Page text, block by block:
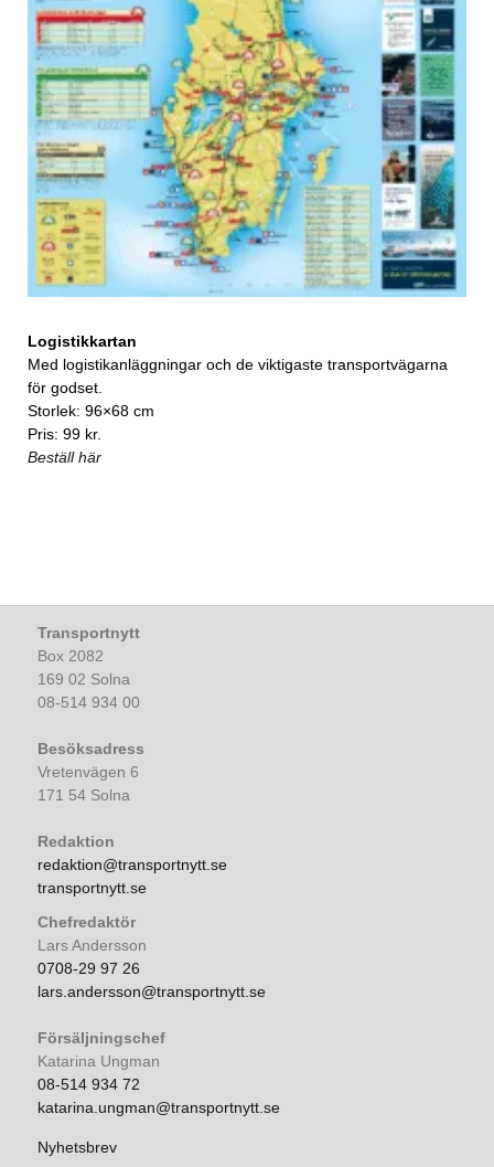
Logistikkartan
Med logistikanläggningar och de viktigaste transportvägarna
för godset.
Storlek: 96×68 cm
Pris: 99 kr.
Beställ här
Transportnytt
Box 2082
169 02 Solna
08-514 934 00
Besöksadress
Vretenvägen 6
171 54 Solna
Redaktion
redaktion@transportnytt.se
transportnytt.se
Chefredaktör
Lars Andersson
0708-29 97 26
lars.andersson@transportnytt.se
Försäljningschef
Katarina Ungman
08-514 934 72
katarina.ungman@transportnytt.se
Nyhetsbrev